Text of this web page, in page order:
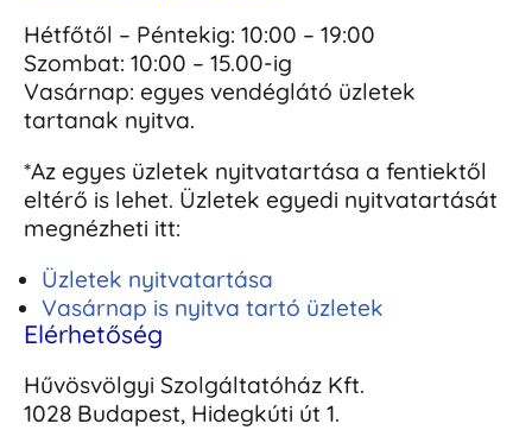
Hétfőtől – Péntekig: 10:00 – 19:00
Szombat: 10:00 – 15.00-ig
Vasárnap: egyes vendéglátó üzletek
tartanak nyitva.
*Az egyes üzletek nyitvatartása a fentiektől
eltérő is lehet. Üzletek egyedi nyitvatartását
megnézheti itt:
Üzletek nyitvatartása
Vasárnap is nyitva tartó üzletek
Elérhetőség
Hűvösvölgyi Szolgáltatóház Kft.
1028 Budapest, Hidegkúti út 1.